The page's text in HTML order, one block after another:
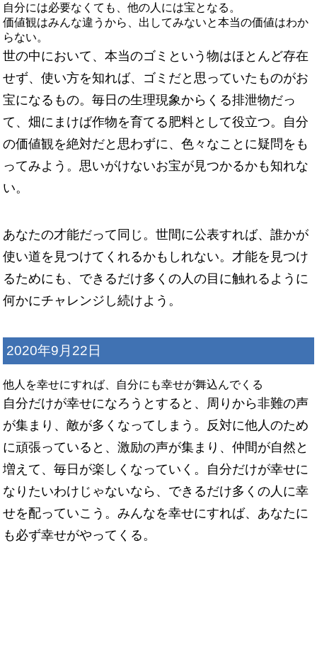
自分には必要なくても、他の人には宝となる。
価値観はみんな違うから、出してみないと本当の価値はわか
らない。
世の中において、本当のゴミという物はほとんど存在
せず、使い方を知れば、ゴミだと思っていたものがお
宝になるもの。毎日の生理現象からくる排泄物だっ
て、畑にまけば作物を育てる肥料として役立つ。自分
の価値観を絶対だと思わずに、色々なことに疑問をも
ってみよう。思いがけないお宝が見つかるかも知れな
い。
あなたの才能だって同じ。世間に公表すれば、誰かが
使い道を見つけてくれるかもしれない。才能を見つけ
るためにも、できるだけ多くの人の目に触れるように
何かにチャレンジし続けよう。
2020年9月22日
他人を幸せにすれば、自分にも幸せが舞込んでくる
自分だけが幸せになろうとすると、周りから非難の声
が集まり、敵が多くなってしまう。反対に他人のため
に頑張っていると、激励の声が集まり、仲間が自然と
増えて、毎日が楽しくなっていく。自分だけが幸せに
なりたいわけじゃないなら、できるだけ多くの人に幸
せを配っていこう。みんなを幸せにすれば、あなたに
も必ず幸せがやってくる。